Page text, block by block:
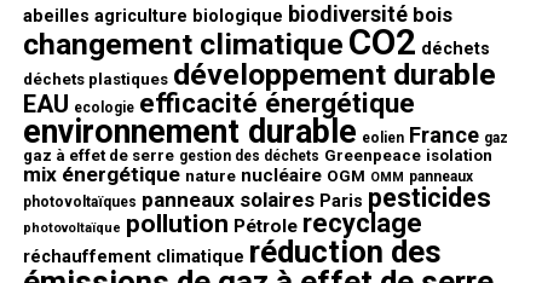
abeilles agriculture biologique biodiversité bois
changement climatique CO2 déchets
déchets plastiques développement durable
EAU ecologie efficacité énergétique
environnement durable eolien France gaz
gaz à effet de serre gestion des déchets Greenpeace isolation
mix énergétique nature nucléaire OGM OMM panneaux
photovoltaïques panneaux solaires Paris pesticides
photovoltaïque pollution Pétrole recyclage
réchauffement climatique réduction des